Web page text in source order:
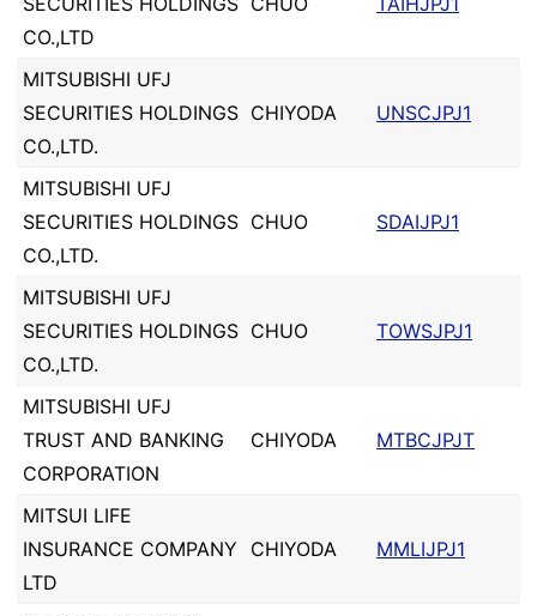
CO.,LTD
MITSUBISHI UFJ
SECURITIES HOLDINGS
CO.,LTD.
CHIYODA UNSCJPJ1
MITSUBISHI UFJ
SECURITIES HOLDINGS
CO.,LTD.
CHUO SDAIJPJ1
MITSUBISHI UFJ
SECURITIES HOLDINGS
CO.,LTD.
CHUO TOWSJPJ1
MITSUBISHI UFJ
TRUST AND BANKING
CORPORATION
CHIYODA MTBCJPJT
MITSUI LIFE
INSURANCE COMPANY
LTD
CHIYODA MMLIJPJ1